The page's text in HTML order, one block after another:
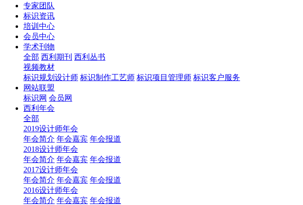
专家团队
标识资讯
培训中心
会员中心
学术刊物
全部 西利期刊 西利丛书
视频教材
标识规划设计师 标识制作工艺师 标识项目管理师 标识客户服务
网站联盟
标识网 会员网
西利年会
全部
2019设计师年会
年会简介 年会嘉宾 年会报道
2018设计师年会
年会简介 年会嘉宾 年会报道
2017设计师年会
年会简介 年会嘉宾 年会报道
2016设计师年会
年会简介 年会嘉宾 年会报道